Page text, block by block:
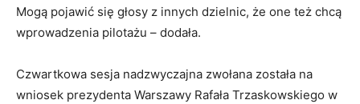
Mogą pojawić się głosy z innych dzielnic, że one też chcą
wprowadzenia pilotażu – dodała.
Czwartkowa sesja nadzwyczajna zwołana została na
wniosek prezydenta Warszawy Rafała Trzaskowskiego w